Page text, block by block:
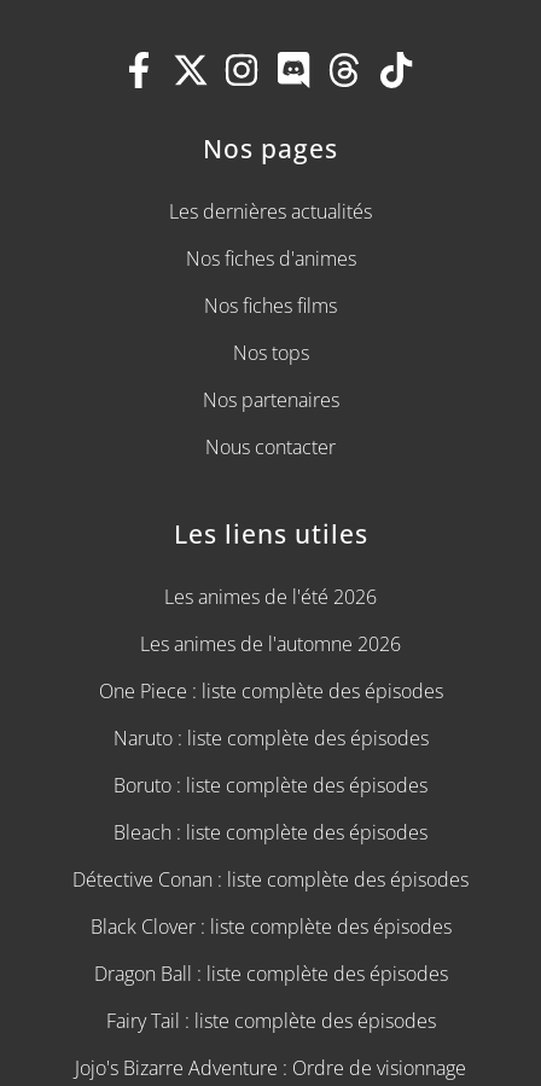
Nos pages
Les dernières actualités
Nos fiches d'animes
Nos fiches films
Nos tops
Nos partenaires
Nous contacter
Les liens utiles
Les animes de l'été 2026
Les animes de l'automne 2026
One Piece : liste complète des épisodes
Naruto : liste complète des épisodes
Boruto : liste complète des épisodes
Bleach : liste complète des épisodes
Détective Conan : liste complète des épisodes
Black Clover : liste complète des épisodes
Dragon Ball : liste complète des épisodes
Fairy Tail : liste complète des épisodes
Jojo's Bizarre Adventure : Ordre de visionnage